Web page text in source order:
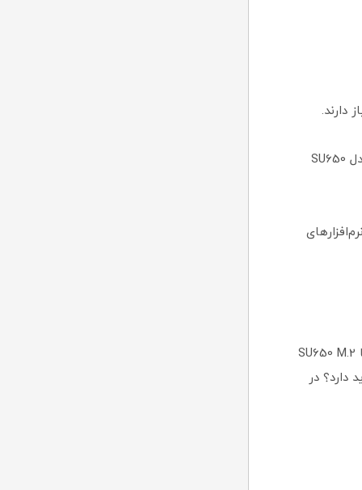
2.گیمینگ بدون لگ و بارگذاری سریع: بازی‌ها روی درایو اس اس دی 480G ای دیتا مدل SU650
اگر به دنبال یک هارد SSD با عملکرد سریع و قابل‌اعتماد هستید، اس اس دی ای دیتا SU650 M.2
دارد؟ در